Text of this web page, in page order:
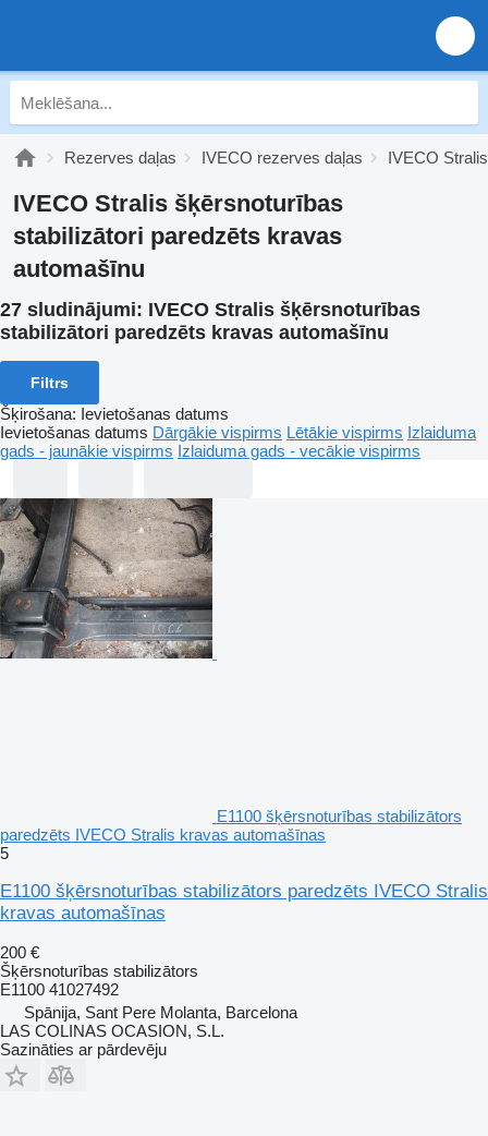
Rezerves daļas IVECO rezerves daļas IVECO
IVECO Stralis šķērsnoturības
stabilizātori paredzēts kravas
automašīnu
27 sludinājumi: IVECO Stralis šķērsnoturības
stabilizātori paredzēts kravas automašīnu
Filtrs
Šķirošana: Ievietošanas datums
Ievietošanas datums Dārgākie vispirms Lētākie vispirms Izlaiduma
gads - jaunākie vispirms Izlaiduma gads - vecākie vispirms
E1100 šķērsnoturības stabilizātors
paredzēts IVECO Stralis kravas automašīnas
5
E1100 šķērsnoturības stabilizātors paredzēts IVECO Stralis
kravas automašīnas
200 €
Šķērsnoturības stabilizātors
E1100 41027492
Spānija, Sant Pere Molanta, Barcelona
LAS COLINAS OCASION, S.L.
Sazināties ar pārdevēju